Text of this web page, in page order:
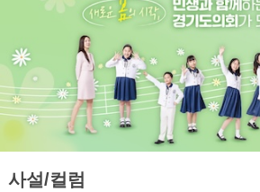
사설/컬럼